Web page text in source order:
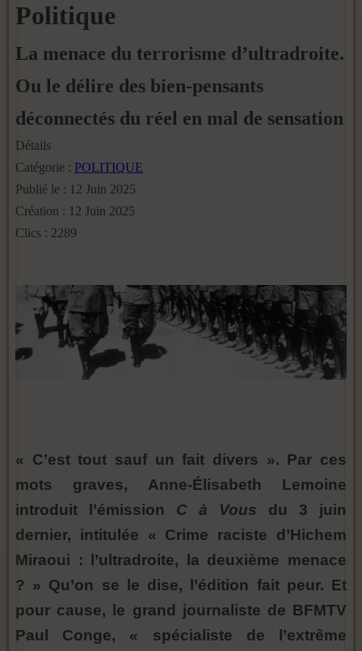
Politique
La menace du terrorisme d’ultradroite.
Ou le délire des bien-pensants
déconnectés du réel en mal de sensation
Détails
Catégorie : POLITIQUE
Publié le : 12 Juin 2025
Création : 12 Juin 2025
Clics : 2289
« C’est tout sauf un fait divers ». Par ces
mots graves, Anne-Élisabeth Lemoine
introduit l’émission C à Vous du 3 juin
dernier, intitulée « Crime raciste d’Hichem
Miraoui : l’ultradroite, la deuxième menace
? » Qu’on se le dise, l’édition fait peur. Et
pour cause, le grand journaliste de BFMTV
Paul Conge, « spécialiste de l’extrême